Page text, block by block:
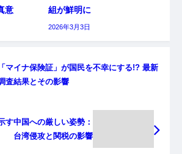
意
組が鮮明に
2026年3月3日
「マイナ保険証」が国民を不幸にする!? 最新
査結果とその影響
す中国への厳しい姿勢：
台湾侵攻と関税の影響